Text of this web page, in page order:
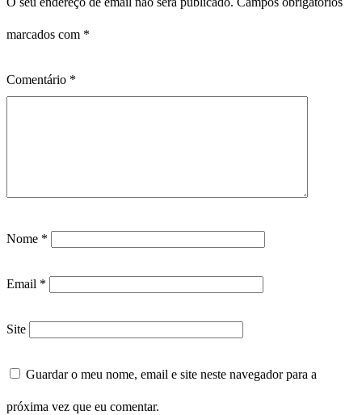
marcados com *
Comentário *
Nome *
Email *
Site
Guardar o meu nome, email e site neste navegador para a
próxima vez que eu comentar.